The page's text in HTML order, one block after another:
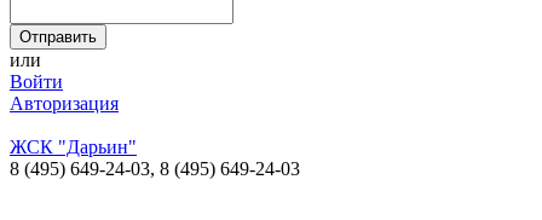
или
Войти
Авторизация
ЖСК "Дарьин"
8 (495) 649-24-03, 8 (495) 649-24-03